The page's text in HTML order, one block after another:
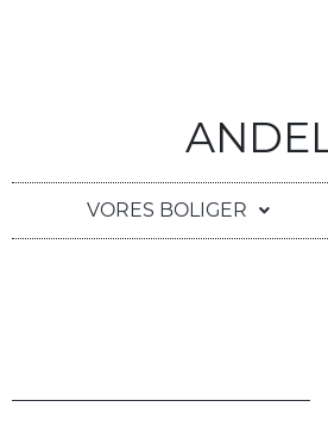
VORES BOLIGER